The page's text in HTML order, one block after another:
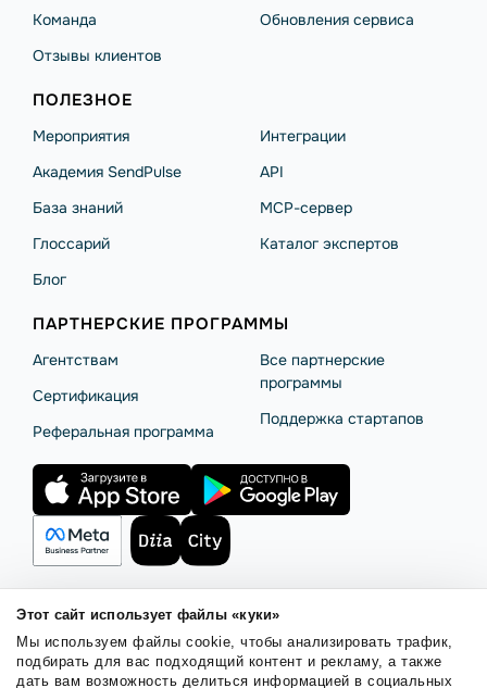
Этот сайт использует файлы «куки»
Мы используем файлы cookie, чтобы анализировать трафик,
подбирать для вас подходящий контент и рекламу, а также
дать вам возможность делиться информацией в социальных
Команда
Отзывы клиентов
Обновления сервиса
ПОЛЕЗНОЕ
Мероприятия
Академия SendPulse
База знаний
Глоссарий
Блог
Интеграции
API
MCP-сервер
Каталог экспертов
ПАРТНЕРСКИЕ ПРОГРАММЫ
Агентствам
Сертификация
Реферальная программа
Все партнерские
программы
Поддержка стартапов
Правила использованияБезопасность SendPulse
Политика конфиденциальности Политика Cookies